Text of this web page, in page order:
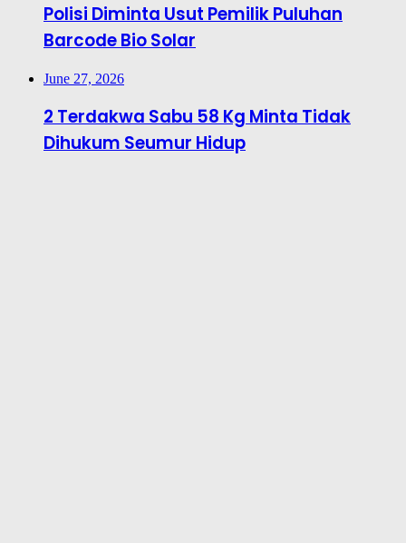
Polisi Diminta Usut Pemilik Puluhan
Barcode Bio Solar
June 27, 2026
2 Terdakwa Sabu 58 Kg Minta Tidak
Dihukum Seumur Hidup